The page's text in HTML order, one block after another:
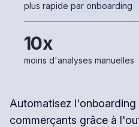
10x
moins d'analyses manuelles
plus rapide par onboarding
Automatisez l'onboarding
commerçants grâce à